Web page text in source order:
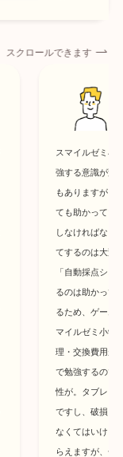
スクロールできます
スマイルゼミ小
強する意識が変
もありますが、
ても助かってい
しなければなら
てするのは大変
「自動採点シス
るのは助かって
るため、ゲーム
マイルゼミ小学
理・交換費用が
で勉強するので
性が。タブレッ
ですし、破損し
なくてはいけま
らえますが、子